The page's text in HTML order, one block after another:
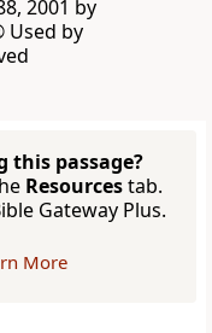
2001 by
Used by
this passage?
Resourcestab.
Gateway Plus.
More